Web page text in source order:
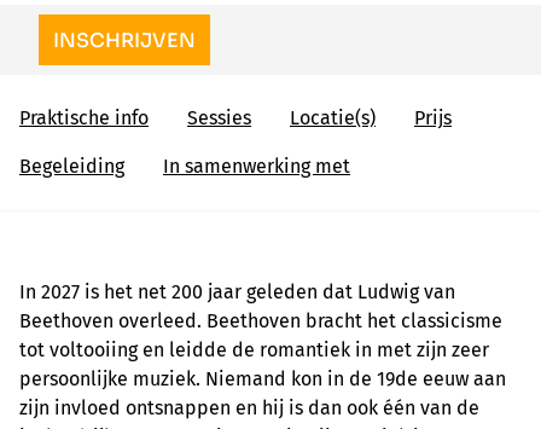
INSCHRIJVEN
Praktische info Sessies Locatie(s) Prijs
Begeleiding In samenwerking met
In 2027 is het net 200 jaar geleden dat Ludwig van
Beethoven overleed. Beethoven bracht het classicisme
tot voltooiing en leidde de romantiek in met zijn zeer
persoonlijke muziek. Niemand kon in de 19de eeuw aan
zijn invloed ontsnappen en hij is dan ook één van de